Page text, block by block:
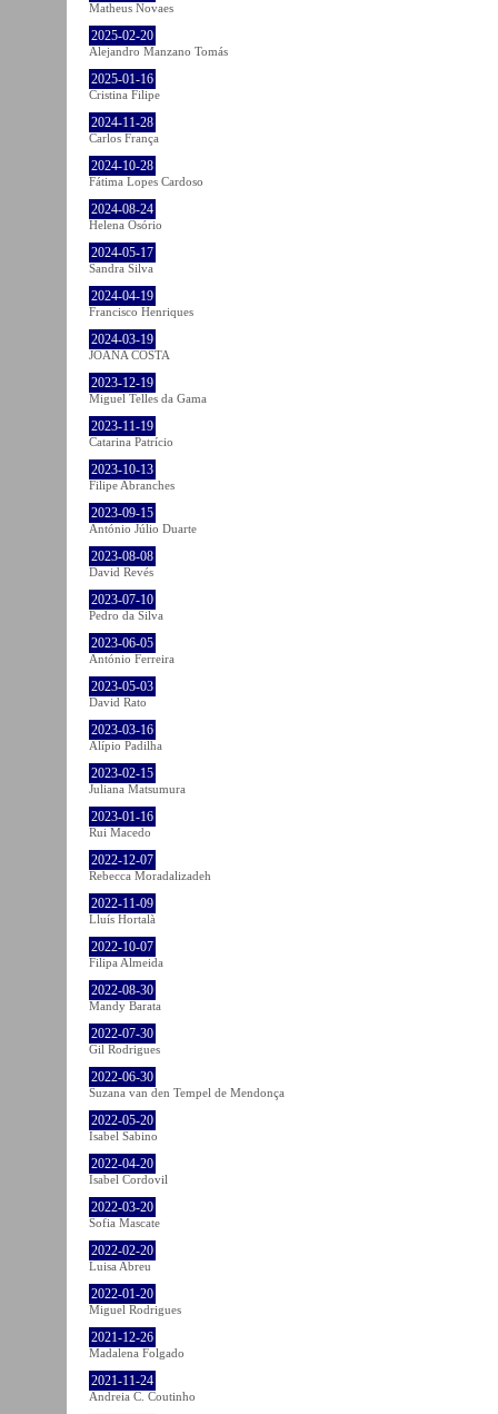
Matheus Novaes
2025-02-20
Alejandro Manzano Tomás
2025-01-16
Cristina Filipe
2024-11-28
Carlos França
2024-10-28
Fátima Lopes Cardoso
2024-08-24
Helena Osório
2024-05-17
Sandra Silva
2024-04-19
Francisco Henriques
2024-03-19
JOANA COSTA
2023-12-19
Miguel Telles da Gama
2023-11-19
Catarina Patrício
2023-10-13
Filipe Abranches
2023-09-15
António Júlio Duarte
2023-08-08
David Revés
2023-07-10
Pedro da Silva
2023-06-05
António Ferreira
2023-05-03
David Rato
2023-03-16
Alípio Padilha
2023-02-15
Juliana Matsumura
2023-01-16
Rui Macedo
2022-12-07
Rebecca Moradalizadeh
2022-11-09
Lluís Hortalà
2022-10-07
Filipa Almeida
2022-08-30
Mandy Barata
2022-07-30
Gil Rodrigues
2022-06-30
Suzana van den Tempel de Mendonça
2022-05-20
Isabel Sabino
2022-04-20
Isabel Cordovil
2022-03-20
Sofia Mascate
2022-02-20
Luisa Abreu
2022-01-20
Miguel Rodrigues
2021-12-26
Madalena Folgado
2021-11-24
Andreia C. Coutinho